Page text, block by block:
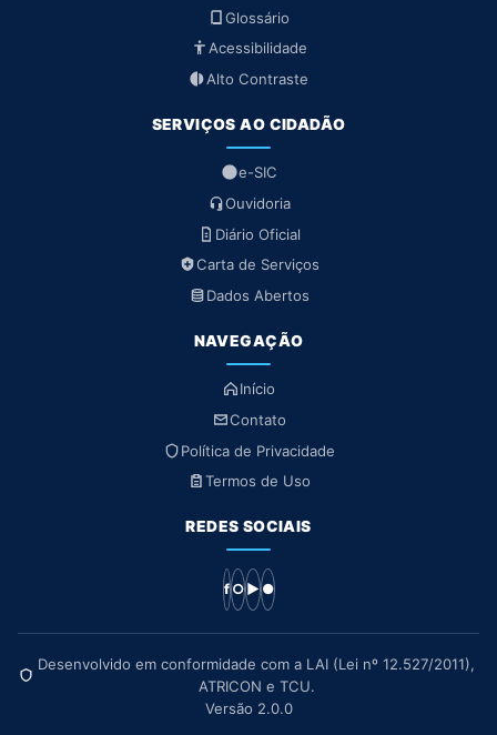
Glossário
Acessibilidade
Alto Contraste
SERVIÇOS AO CIDADÃO
e-SIC
Ouvidoria
Diário Oficial
Carta de Serviços
Dados Abertos
NAVEGAÇÃO
Início
Contato
Política de Privacidade
Termos de Uso
REDES SOCIAIS
f ○▶ ●
Desenvolvido em conformidade com a LAI (Lei nº 12.527/2011),
ATRICON e TCU.
Versão 2.0.0